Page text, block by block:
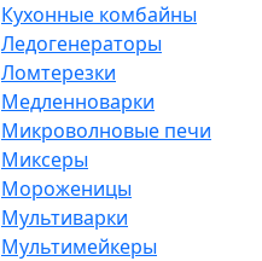
Кухонные комбайны
Ледогенераторы
Ломтерезки
Медленноварки
Микроволновые печи
Миксеры
Мороженицы
Мультиварки
Мультимейкеры